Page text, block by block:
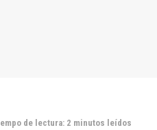
de lectura: 2 minutos leídos